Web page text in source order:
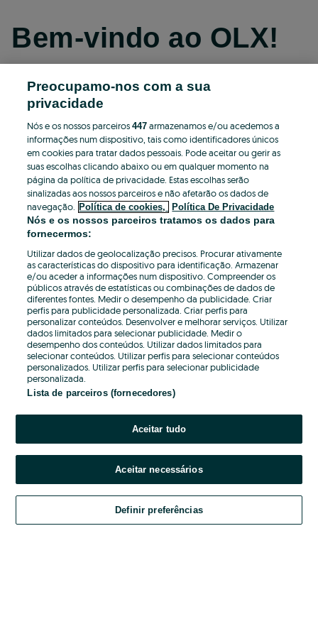
Bem-vindo ao OLX!
Continuar com o Facebook
Continuar com o Apple
Continuar com o Google
OU
Email
Password
Esqueceste-te da password?
Ao entrares na tua conta, estás a aceitar osTermos e Condiçõesdo OLX.
Preocupamo-nos com a sua
privacidade
Nós e os nossos parceiros447 armazenamos e/ou acedemos a
informações num dispositivo, tais como identificadores únicos
em cookies para tratar dados pessoais. Pode aceitar ou gerir as
suas escolhas clicando abaixo ou em qualquer momento na
página da política de privacidade. Estas escolhas serão
sinalizadas aos nossos parceiros e não afetarão os dados de
navegação. Política de cookies, Política De Privacidade
Nós e os nossos parceiros tratamos os dados para
fornecermos:
Utilizar dados de geolocalização precisos. Procurar ativamente
as características do dispositivo para identificação. Armazenar
e/ou aceder a informações num dispositivo. Compreender os
públicos através de estatísticas ou combinações de dados de
diferentes fontes. Medir o desempenho da publicidade. Criar
perfis para publicidade personalizada. Criar perfis para
personalizar conteúdos. Desenvolver e melhorar serviços. Utilizar
dados limitados para selecionar publicidade. Medir o
desempenho dos conteúdos. Utilizar dados limitados para
selecionar conteúdos. Utilizar perfis para selecionar conteúdos
personalizados. Utilizar perfis para selecionar publicidade
personalizada.
Lista de parceiros (fornecedores)
Aceitar tudo
Aceitar necessários
Definir preferências